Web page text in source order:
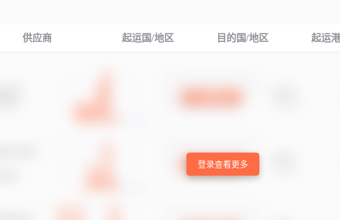
供应商 起运国/地区 目的国/地区 起运港
登录查看更多